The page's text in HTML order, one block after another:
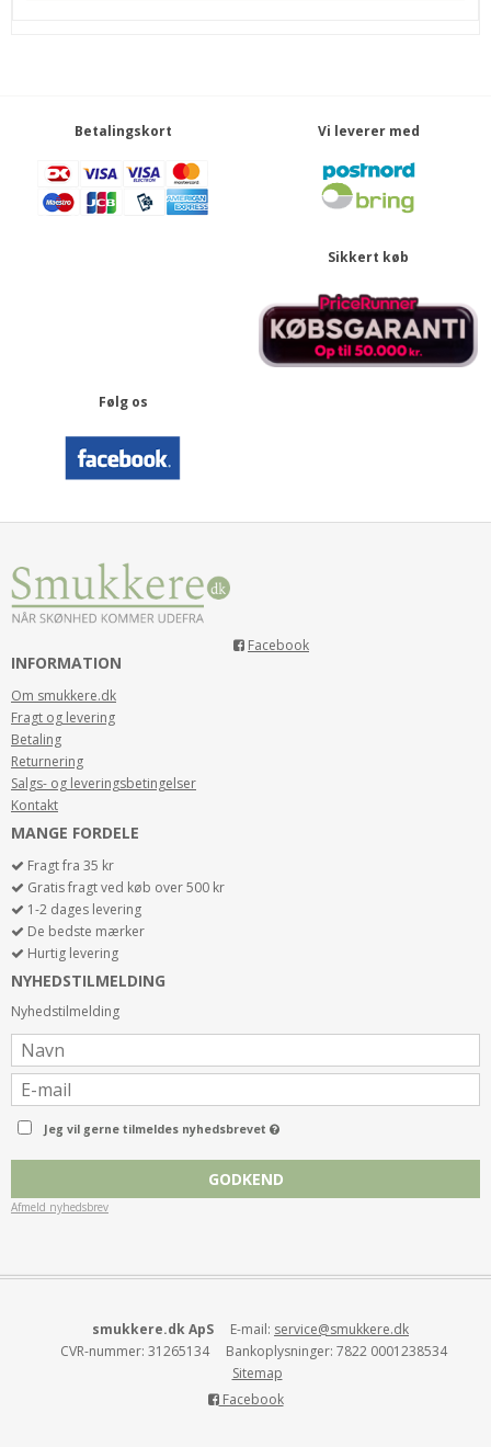
OSMO CLAY WAX 100 ML
INNERSENSE COLOR AWAKENING HAIRBATH 295ML
ISCOLSH295
SPAR
56%
SHAMPOO 1000 ML
449,00 DKK
199,00 DKK
Betalingskort Vi leverer med
Sikkert køb
Følg os
Facebook
INFORMATION
Om smukkere.dk
Fragt og levering
Betaling
Returnering
Salgs- og leveringsbetingelser
Kontakt
MANGE FORDELE
Fragt fra 35 kr
Gratis fragt ved køb over 500 kr
1-2 dages levering
De bedste mærker
Hurtig levering
NYHEDSTILMELDING
Nyhedstilmelding
Jeg vil gerne tilmeldes nyhedsbrevet
GODKEND
Afmeld nyhedsbrev
smukkere.dk ApS E-mail: service@smukkere.dk
CVR-nummer: 31265134 Bankoplysninger: 7822 0001238534
Sitemap
Facebook